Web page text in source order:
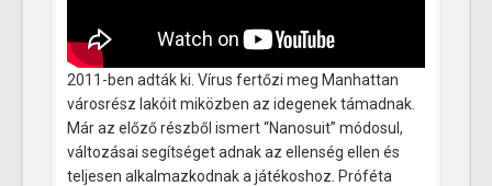
2011-ben adták ki. Vírus fertőzi meg Manhattan
városrész lakóit miközben az idegenek támadnak.
Már az előző részből ismert “Nanosuit” módosul,
változásai segítséget adnak az ellenség ellen és
teljesen alkalmazkodnak a játékoshoz. Próféta